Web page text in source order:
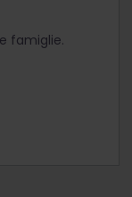
famiglie.